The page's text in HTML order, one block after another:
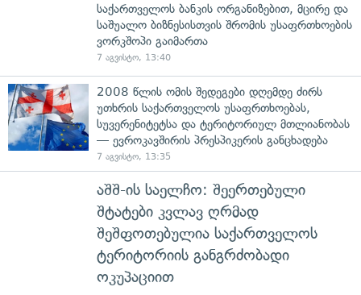
საქართველოს ბანკის ორგანიზებით, მცირე და
საშუალო ბიზნესისთვის შრომის უსაფრთხოების
ვორკშოპი გაიმართა
7 აგვისტო, 13:40
2008 წლის ომის შედეგები დღემდე ძირს
უთხრის საქართველოს უსაფრთხოებას,
სუვერენიტეტსა და ტერიტორიულ მთლიანობას
— ევროკავშირის პრესპიკერის განცხადება
7 აგვისტო, 13:35
აშშ-ის საელჩო: შეერთებული
შტატები კვლავ ღრმად
შეშფოთებულია საქართველოს
ტერიტორიის განგრძობადი
ოკუპაციით